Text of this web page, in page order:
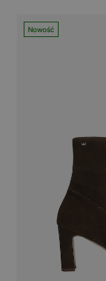
Nowość